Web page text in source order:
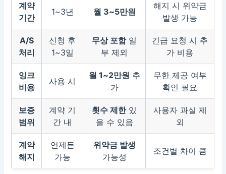
계약
기간
1~3년 월 3~5만원
해지 시 위약금
발생 가능
A/S
처리
신청 후
1~3일
무상 포함일
부 제외
긴급 요청 시 추
가 비용
잉크
비용
사용 시
월 1~2만원 추
가
무한 제공 여부
확인 필요
보증
범위
계약 기
간 내
횟수 제한있
을 수 있음
사용자 과실 제
외
계약
해지
언제든
가능
위약금 발생
가능성
조건별 차이 큼